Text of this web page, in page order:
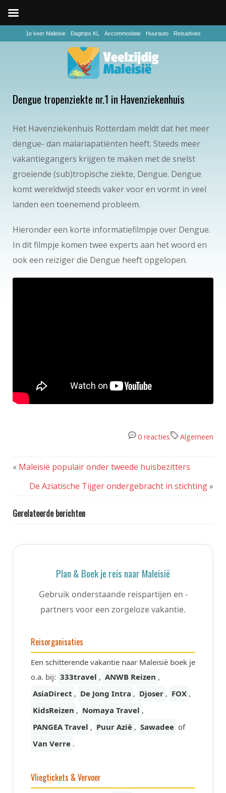
1e keer Maleisie Dagtrips KL Accommodatie Huurauto Reisadvies
Dengue tropenziekte nr.1 in Havenziekenhuis
Het Havenziekenhuis Rotterdam meldt dat het meer
dengue- dan malariapatiënten heeft. Steeds meer
vakantiegangers krijgen te maken met de snelst
groeiende (sub)tropische ziekte, Dengue. Dengue
komt wereldwijd steeds vaker voor en vormt in veel
landen een toenemend probleem.
Hieronder een korte informatiefilmpje over Dengue.
In dit filmpje komen twee experts aan het woord en
ook een reiziger die Dengue heeft opgelopen.
Algemeen
0 reacties
« Maleisië populair onder tweede huisbezitters
De Aziatische Tijger ondergebracht in stichting»
Gerelateerde berichten
Plan & Boek je reis naar Maleisië
Gebruik onderstaande reispartijen en -
partners voor een zorgeloze vakantie.
Reisorganisaties
Een schitterende vakantie naar Maleisië boek je
o.a. bij: 333travel , ANWB Reizen ,
AsiaDirect , De Jong Intra , Djoser , FOX ,
KidsReizen , Nomaya Travel ,
PANGEA Travel , Puur Azië , Sawadee of
Van Verre .
Vliegtickets & Vervoer